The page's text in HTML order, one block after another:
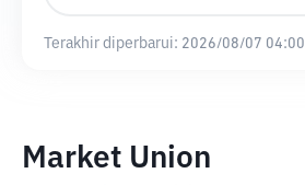
Terakhir diperbarui: 2026/08/07 04:00
Market Union